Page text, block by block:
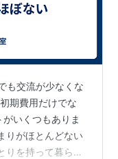
も交流が少なくな
期費用だけでな
いくつもありま
りがほとんどない
りを持って暮らせ